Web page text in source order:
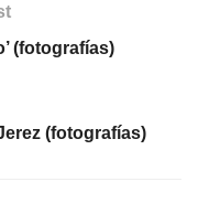
(fotografías)
(fotografías)